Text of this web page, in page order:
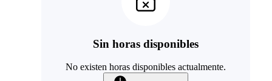
Sin horas disponibles
No existen horas disponibles actualmente.